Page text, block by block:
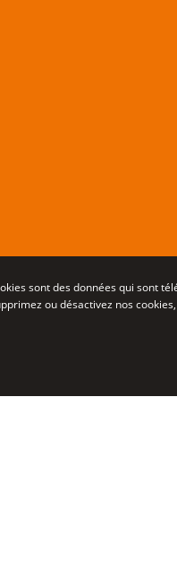
sont des données qui sont
ou désactivez nos